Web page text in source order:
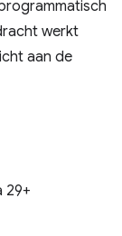
werkt
aan de
29+